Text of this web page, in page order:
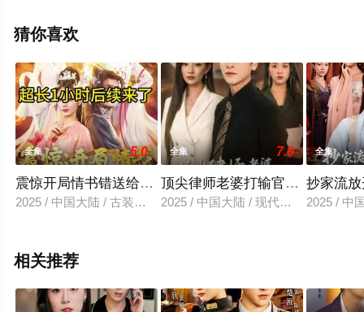
可移步至豆瓣电视剧、电视猫或剧情网等平台了解。
猜你喜欢
全集 5.0
震惊开局情书错送给了女帝
2025 / 中国大陆 / 古装仙侠
全集 7.0
顶尖律师老婆打输官司崩溃了
2025 / 中国大陆 / 现代都市
全集
抄家流
2025 / 中
相关推荐